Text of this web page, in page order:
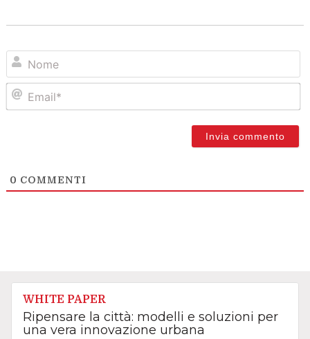
0 COMMENTI
WHITE PAPER
Ripensare la città: modelli e soluzioni per
una vera innovazione urbana